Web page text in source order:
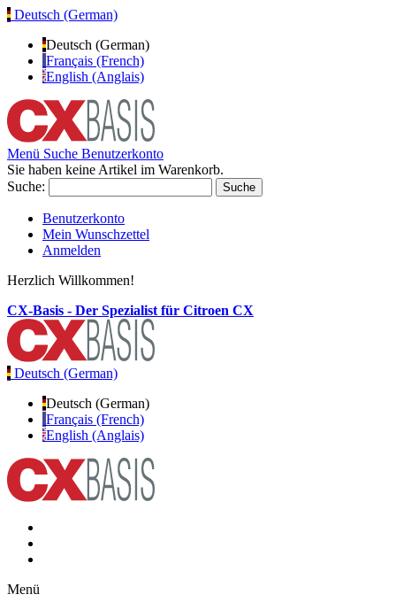
Deutsch (German)
Deutsch (German)
Français (French)
English (Anglais)
Menü Suche Benutzerkonto
Sie haben keine Artikel im Warenkorb.
Suche:
Suche
Benutzerkonto
Mein Wunschzettel
Anmelden
Herzlich Willkommen!
CX-Basis - Der Spezialist für Citroen CX
Deutsch (German)
Deutsch (German)
Français (French)
English (Anglais)
Menü